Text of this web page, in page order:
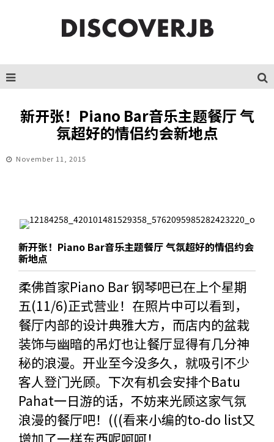
新开张！Piano Bar音乐主题餐厅 气
氛超好的情侣约会新地点
November 11, 2015
新开张！Piano Bar音乐主题餐厅 气氛超好的情侣约会
新地点
柔佛首家Piano Bar 钢琴吧已在上个星期
五(11/6)正式营业！在照片中可以看到，
餐厅内部的设计典雅大方，而店内的盆栽
装饰与幽暗的吊灯也让餐厅显得有几分神
秘的浪漫。开业至今没多久，就吸引不少
客人登门光顾。下次有机会安排个Batu
Pahat一日游的话，不妨来光顾这家气氛
浪漫的餐厅吧！(((看来小编的to-do list又
增加了一样东西呢呵呵！